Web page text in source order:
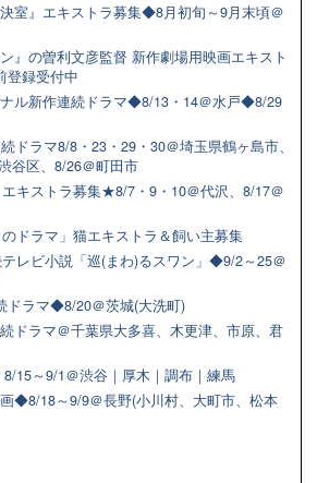
室』エキストラ募集◆8月初旬～9月末頃＠
』の曽利文彦監督 新作劇場用映画エキスト
登録受付中
ル新作連続ドラマ◆8/13・14＠水戸◆8/29
ドラマ8/8・23・29・30＠埼玉県鶴ヶ島市、
谷区、8/26＠町田市
キストラ募集★8/7・9・10＠代沢、8/17＠
ドラマ」猫エキストラ＆飼い主募集
レビ小説「巡(まわ)るスワン」◆9/2～25＠
ドラマ◆8/20＠茨城(大洗町)
ドラマ＠千葉県大多喜、木更津、市原、君
15～9/1＠渋谷｜厚木｜調布｜練馬
◆8/18～9/9＠長野(小川村、大町市、松本